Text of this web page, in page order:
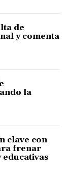
de
y comenta
la
clave con
frenar